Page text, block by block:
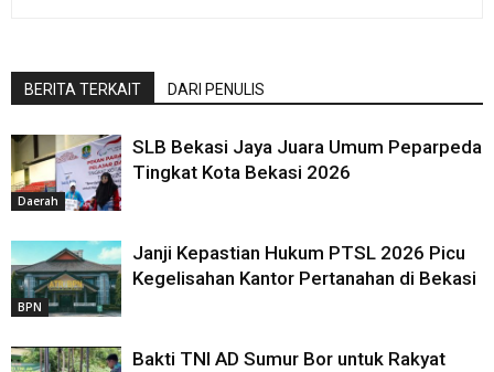
BERITA TERKAIT DARI PENULIS
Daerah
SLB Bekasi Jaya Juara Umum Peparpeda
Tingkat Kota Bekasi 2026
BPN
Janji Kepastian Hukum PTSL 2026 Picu
Kegelisahan Kantor Pertanahan di Bekasi
Bakti TNI AD Sumur Bor untuk Rakyat